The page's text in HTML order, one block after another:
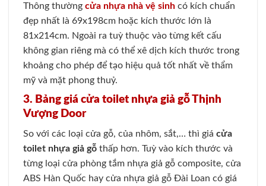
Thông thường cửa nhựa nhà vệ sinh có kích chuẩn
đẹp nhất là 69x198cm hoặc kích thước lớn là
81x214cm. Ngoài ra tuỳ thuộc vào từng kết cấu
không gian riêng mà có thể xê dịch kích thước trong
khoảng cho phép để tạo hiệu quả tốt nhất về thẩm
mỹ và mặt phong thuỷ.
3. Bảng giá cửa toilet nhựa giả gỗ Thịnh
Vượng Door
So với các loại cửa gỗ, của nhôm, sắt,… thì giá cửa
toilet nhựa giả gỗ thấp hơn. Tuỳ vào kích thước và
từng loại cửa phòng tắm nhựa giả gỗ composite, cửa
ABS Hàn Quốc hay cửa nhựa giả gỗ Đài Loan có giá